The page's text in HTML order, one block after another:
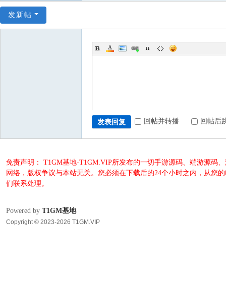
发新帖
发表回复 回帖并转播 回帖后
免责声明： T1GM基地-T1GM.VIP所发布的一切手游源码、端游源码
网络，版权争议与本站无关。您必须在下载后的24个小时之内，从您
们联系处理。
Powered by T1GM基地
Copyright © 2023-2026 T1GM.VIP